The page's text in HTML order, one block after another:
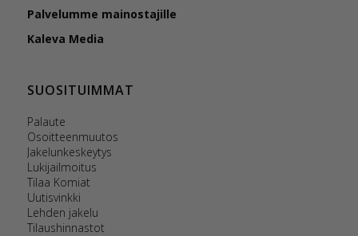
Palvelumme mainostajille
Kaleva Media
SUOSITUIMMAT
Palaute
Osoitteenmuutos
Jakelunkeskeytys
Lukijailmoitus
Tilaa Komiat
Uutisvinkki
Lehden jakelu
Tilaushinnastot